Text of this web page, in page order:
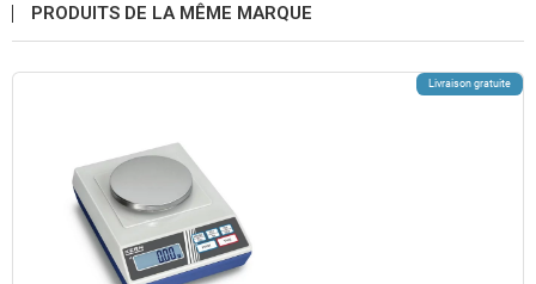
PRODUITS DE LA MÊME MARQUE
Livraison gratuite